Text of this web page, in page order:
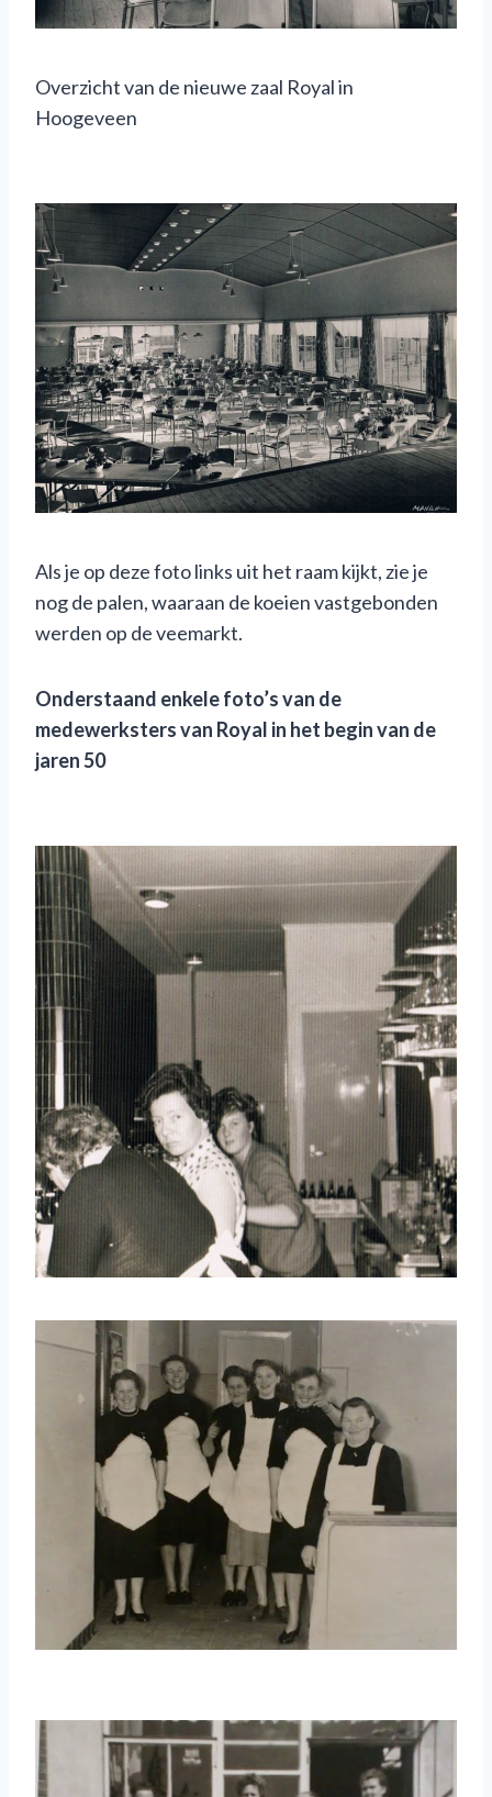
Overzicht van de nieuwe zaal Royal in
Hoogeveen
Als je op deze foto links uit het raam kijkt, zie je
nog de palen, waaraan de koeien vastgebonden
werden op de veemarkt.
Onderstaand enkele foto’s van de
medewerksters van Royal in het beginvan de
jaren 50